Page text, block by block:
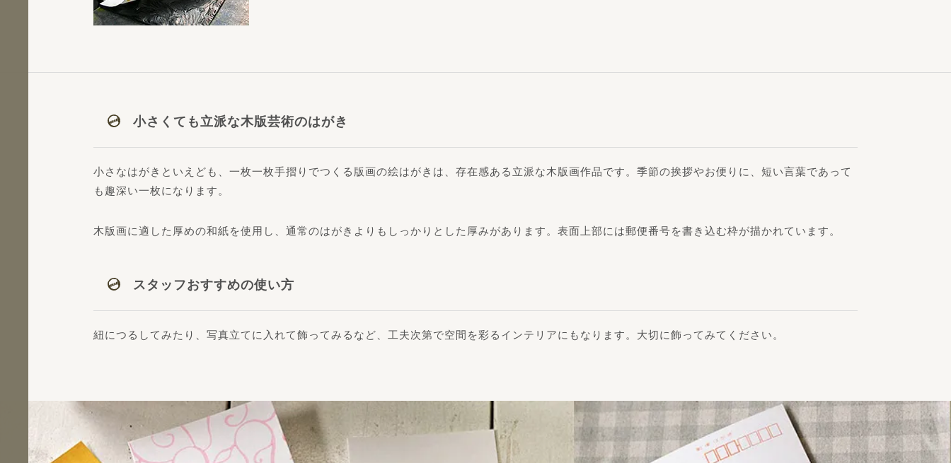
小さくても立派な木版芸術のはがき
小さなはがきといえども、一枚一枚手摺りでつくる版画の絵はがきは、存在感ある立派な木版画作品です。季節の挨拶やお便りに、短い言葉であって
も趣深い一枚になります。
木版画に適した厚めの和紙を使用し、通常のはがきよりもしっかりとした厚みがあります。表面上部には郵便番号を書き込む枠が描かれています。
スタッフおすすめの使い方
紐につるしてみたり、写真立てに入れて飾ってみるなど、工夫次第で空間を彩るインテリアにもなります。大切に飾ってみてください。